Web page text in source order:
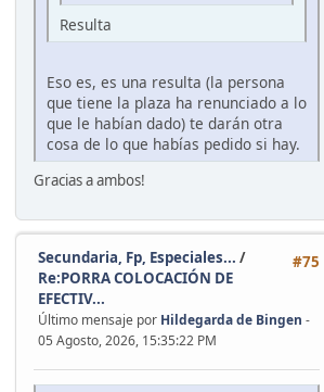
Resulta
Eso es, es una resulta (la persona
que tiene la plaza ha renunciado a lo
que le habían dado) te darán otra
cosa de lo que habías pedido si hay.
Gracias a ambos!
#75
Secundaria, Fp, Especiales... /
Re:PORRA COLOCACIÓN DE
EFECTIV...
Último mensaje por Hildegarda de Bingen -
05 Agosto, 2026, 15:35:22 PM